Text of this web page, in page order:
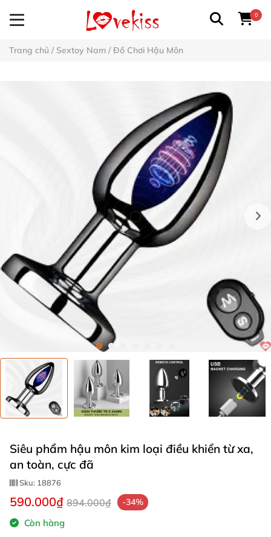
0
Trang chủ / Sextoy Nam / Đồ Chơi Hậu Môn
Siêu phẩm hậu môn kim loại điều khiển từ xa,
an toàn, cực đã
Sku: 18876
590.000₫ 894.000₫ -34%
Còn hàng